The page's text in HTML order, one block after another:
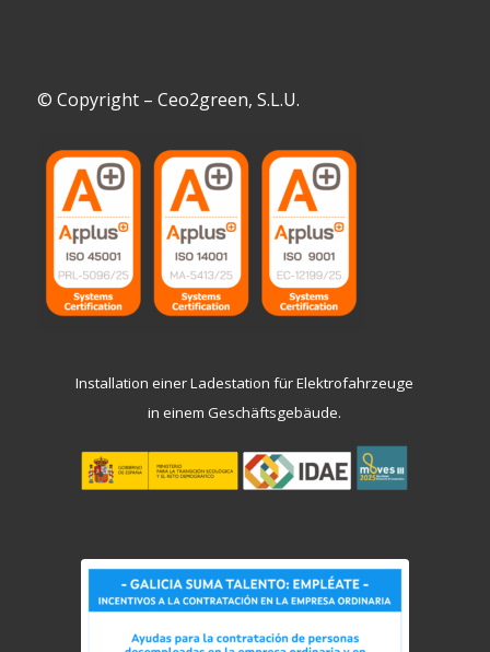
© Copyright – Ceo2green, S.L.U.
Installation einer Ladestation für Elektrofahrzeuge
in einem Geschäftsgebäude.